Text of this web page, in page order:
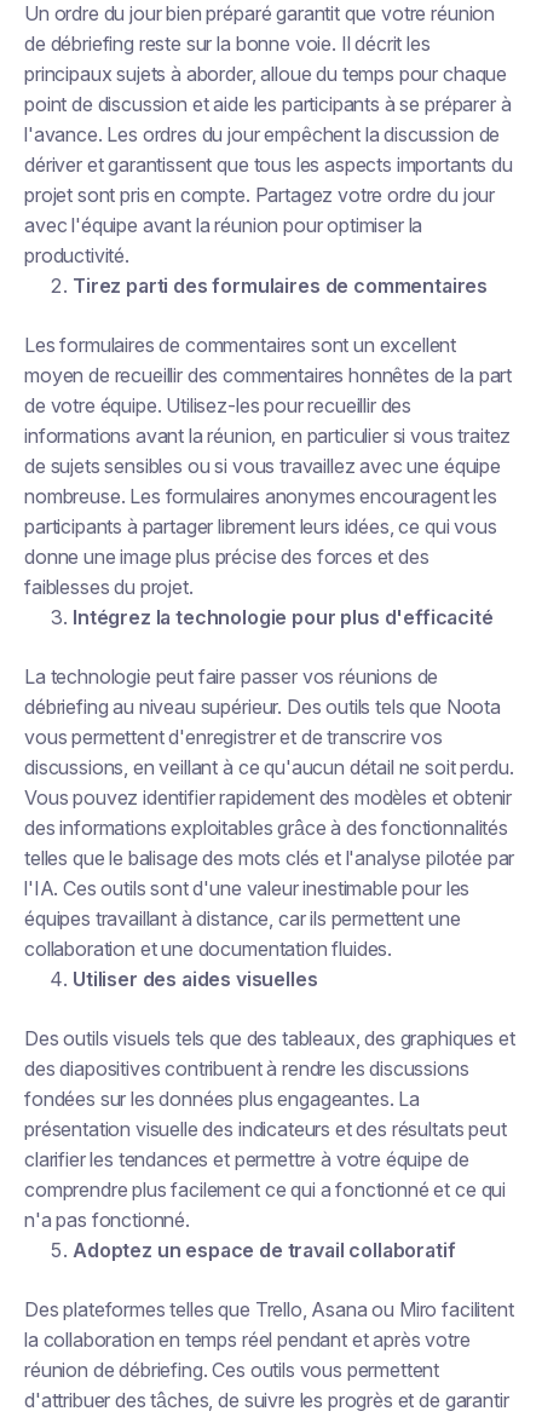
Un ordre du jour bien préparé garantit que votre réunion
de débriefing reste sur la bonne voie. Il décrit les
principaux sujets à aborder, alloue du temps pour chaque
point de discussion et aide les participants à se préparer à
l'avance. Les ordres du jour empêchent la discussion de
dériver et garantissent que tous les aspects importants du
projet sont pris en compte. Partagez votre ordre du jour
avec l'équipe avant la réunion pour optimiser la
productivité.
Tirez parti des formulaires de commentaires
Les formulaires de commentaires sont un excellent
moyen de recueillir des commentaires honnêtes de la part
de votre équipe. Utilisez-les pour recueillir des
informations avant la réunion, en particulier si vous traitez
de sujets sensibles ou si vous travaillez avec une équipe
nombreuse. Les formulaires anonymes encouragent les
participants à partager librement leurs idées, ce qui vous
donne une image plus précise des forces et des
faiblesses du projet.
Intégrez la technologie pour plus d'efficacité
La technologie peut faire passer vos réunions de
débriefing au niveau supérieur. Des outils tels que Noota
vous permettent d'enregistrer et de transcrire vos
discussions, en veillant à ce qu'aucun détail ne soit perdu.
Vous pouvez identifier rapidement des modèles et obtenir
des informations exploitables grâce à des fonctionnalités
telles que le balisage des mots clés et l'analyse pilotée par
l'IA. Ces outils sont d'une valeur inestimable pour les
équipes travaillant à distance, car ils permettent une
collaboration et une documentation fluides.
Utiliser des aides visuelles
Des outils visuels tels que des tableaux, des graphiques et
des diapositives contribuent à rendre les discussions
fondées sur les données plus engageantes. La
présentation visuelle des indicateurs et des résultats peut
clarifier les tendances et permettre à votre équipe de
comprendre plus facilement ce qui a fonctionné et ce qui
n'a pas fonctionné.
Adoptez un espace de travail collaboratif
Des plateformes telles que Trello, Asana ou Miro facilitent
la collaboration en temps réel pendant et après votre
réunion de débriefing. Ces outils vous permettent
d'attribuer des tâches, de suivre les progrès et de garantir